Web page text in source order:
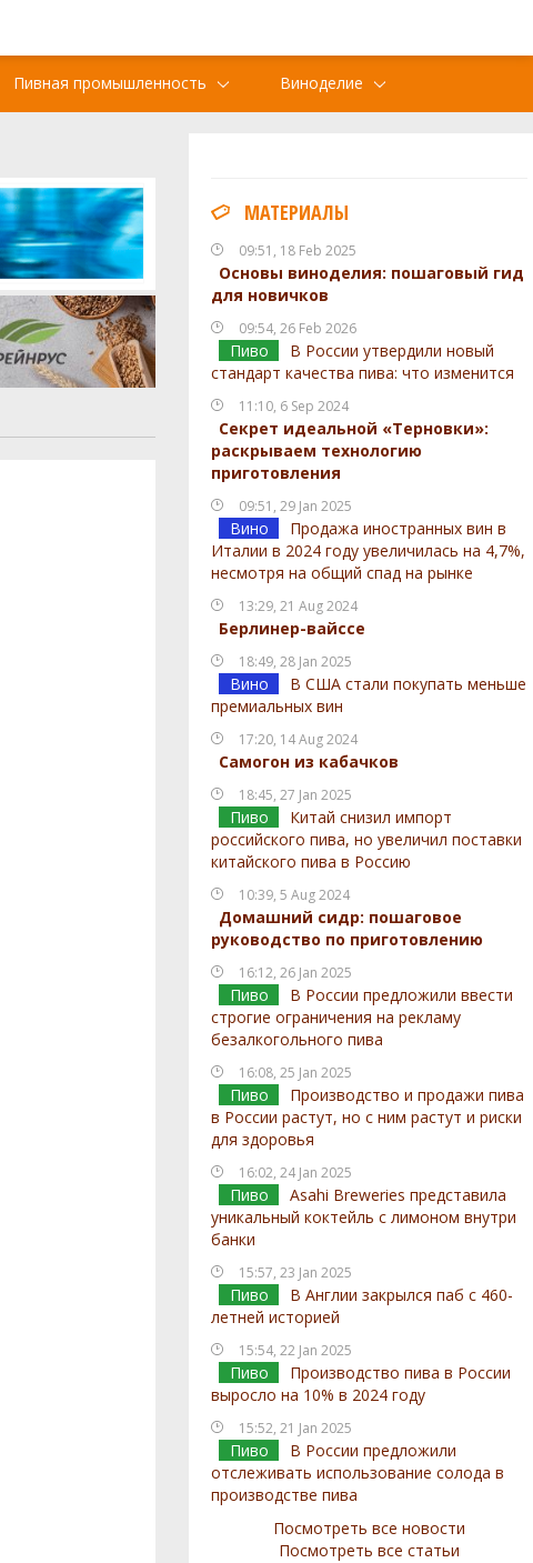
Пивная промышленность Виноделие
МАТЕРИАЛЫ
09:51, 18 Feb 2025
Основы виноделия: пошаговый гид
для новичков
09:54, 26 Feb 2026
Пиво
В России утвердили новый
стандарт качества пива: что изменится
11:10, 6 Sep 2024
Секрет идеальной «Терновки»:
раскрываем технологию
приготовления
09:51, 29 Jan 2025
Вино
Продажа иностранных вин в
Италии в 2024 году увеличилась на 4,7%,
несмотря на общий спад на рынке
13:29, 21 Aug 2024
Берлинер-вайссе
18:49, 28 Jan 2025
Вино
В США стали покупать меньше
премиальных вин
17:20, 14 Aug 2024
Самогон из кабачков
18:45, 27 Jan 2025
Пиво
Китай снизил импорт
российского пива, но увеличил поставки
китайского пива в Россию
10:39, 5 Aug 2024
Домашний сидр: пошаговое
руководство по приготовлению
16:12, 26 Jan 2025
Пиво
В России предложили ввести
строгие ограничения на рекламу
безалкогольного пива
16:08, 25 Jan 2025
Пиво
Производство и продажи пива
в России растут, но с ним растут и риски
для здоровья
16:02, 24 Jan 2025
Пиво
Asahi Breweries представила
уникальный коктейль с лимоном внутри
банки
15:57, 23 Jan 2025
Пиво
В Англии закрылся паб с 460-
летней историей
15:54, 22 Jan 2025
Пиво
Производство пива в России
выросло на 10% в 2024 году
15:52, 21 Jan 2025
Пиво
В России предложили
отслеживать использование солода в
производстве пива
Посмотреть все новости
Посмотреть все статьи